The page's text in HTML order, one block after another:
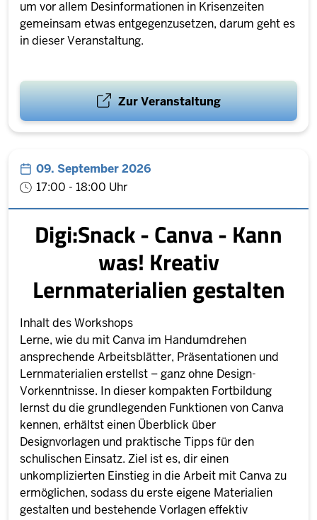
um vor allem Desinformationen in Krisenzeiten
gemeinsam etwas entgegenzusetzen, darum geht es
in dieser Veranstaltung.
Zur Veranstaltung
09. September 2026
17:00 - 18:00 Uhr
Digi:Snack - Canva - Kann
was! Kreativ
Lernmaterialien gestalten
Inhalt des Workshops
Lerne, wie du mit Canva im Handumdrehen
ansprechende Arbeitsblätter, Präsentationen und
Lernmaterialien erstellst – ganz ohne Design-
Vorkenntnisse. In dieser kompakten Fortbildung
lernst du die grundlegenden Funktionen von Canva
kennen, erhältst einen Überblick über
Designvorlagen und praktische Tipps für den
schulischen Einsatz. Ziel ist es, dir einen
unkomplizierten Einstieg in die Arbeit mit Canva zu
ermöglichen, sodass du erste eigene Materialien
gestalten und bestehende Vorlagen effektiv